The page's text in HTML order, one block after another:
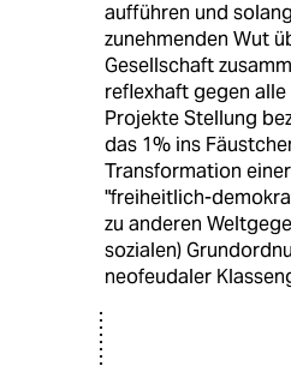
aufführen und
zunehmenden Wut
Gesellschaft
reflexhaft gegen
Projekte Stellung
das 1% ins
Transformation
"freiheitlich-
zu anderen
sozialen)
neofeudaler